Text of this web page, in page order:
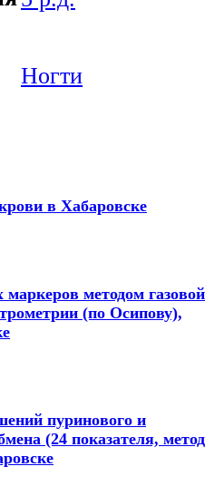
Ногти
в Хабаровске
методом газовой
(по Осипову),
пуринового и
(24 показателя, метод